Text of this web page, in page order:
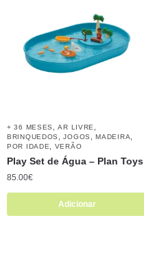
+ 36 MESES ,AR LIVRE
BRINQUEDOS ,JOGOS ,MADEIRA
POR IDADE VERÃO
Play Set de Água – Plan Toys
85.00€
Adicionar